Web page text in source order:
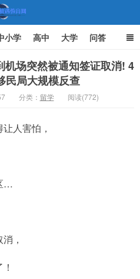
育网
小学 高中 大学 问答
机场突然被通知签证取消! 4
民局大规模反查
分类： 留学 阅读(772)
人害怕，
…
，